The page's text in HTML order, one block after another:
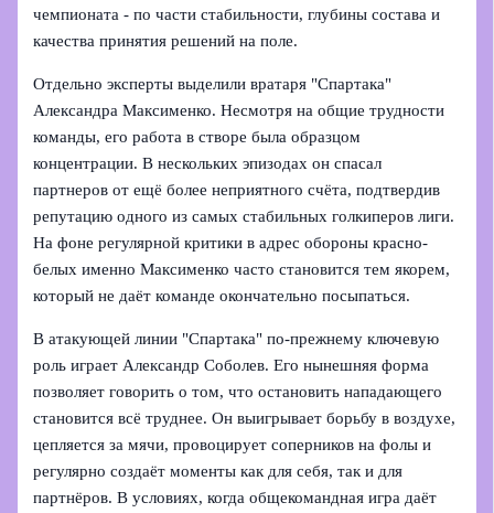
чемпионата - по части стабильности, глубины состава и
качества принятия решений на поле.
Отдельно эксперты выделили вратаря "Спартака"
Александра Максименко. Несмотря на общие трудности
команды, его работа в створе былa образцом
концентрации. В нескольких эпизодах он спасал
партнеров от ещё более неприятного счёта, подтвердив
репутацию одного из самых стабильных голкиперов лиги.
На фоне регулярной критики в адрес обороны красно-
белых именно Максименко часто становится тем якорем,
который не даёт команде окончательно посыпаться.
В атакующей линии "Спартака" по-прежнему ключевую
роль играет Александр Соболев. Его нынешняя форма
позволяет говорить о том, что остановить нападающего
становится всё труднее. Он выигрывает борьбу в воздухе,
цепляется за мячи, провоцирует соперников на фолы и
регулярно создаёт моменты как для себя, так и для
партнёров. В условиях, когда общекомандная игра даёт